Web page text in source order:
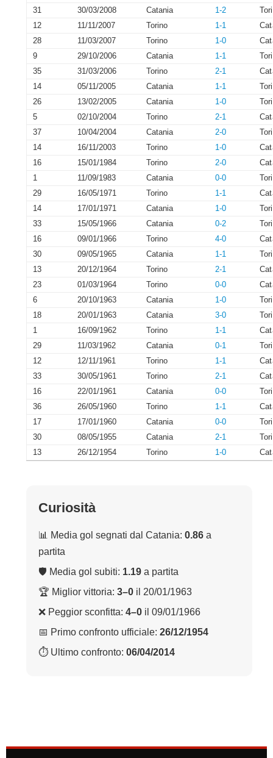
31
30/03/2008 Catania 1-2
12
11/11/2007 Torino 1-1
28
11/03/2007 Torino 1-0
9
29/10/2006 Catania 1-1
35
31/03/2006 Torino 2-1
14
05/11/2005 Catania 1-1
26
13/02/2005 Catania 1-0
5
02/10/2004 Torino 2-1
37
10/04/2004 Catania 2-0
14
16/11/2003 Torino 1-0
16
15/01/1984 Torino 2-0
1
11/09/1983 Catania 0-0
29
16/05/1971 Torino 1-1
14
17/01/1971 Catania 1-0
33
15/05/1966 Catania 0-2
16
09/01/1966 Torino 4-0
30
09/05/1965 Catania 1-1
13
20/12/1964 Torino 2-1
23
01/03/1964 Torino 0-0
6
20/10/1963 Catania 1-0
18
20/01/1963 Catania 3-0
1
16/09/1962 Torino 1-1
29
11/03/1962 Catania 0-1
12
12/11/1961 Torino 1-1
33
30/05/1961 Torino 2-1
16
22/01/1961 Catania 0-0
36
26/05/1960 Torino 1-1
17
17/01/1960 Catania 0-0
30
08/05/1955 Catania 2-1
13
26/12/1954 Torino 1-0
Curiosità
📊 Media gol segnati dal Catania: 0.86 a
partita
🛡 Media gol subiti: 1.19 a partita
🏆 Miglior vittoria: 3–0 il 20/01/1963
❌ Peggior sconfitta: 4–0 il 09/01/1966
📅 Primo confronto ufficiale: 26/12/1954
⏱ Ultimo confronto: 06/04/2014